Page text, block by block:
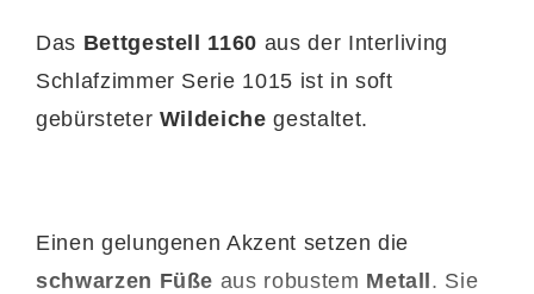
Das Bettgestell 1160 aus der Interliving
Schlafzimmer Serie 1015 ist in soft
gebürsteter Wildeichegestaltet.
Einen gelungenen Akzent setzen die
schwarzen Füße aus robustem Metall. Sie